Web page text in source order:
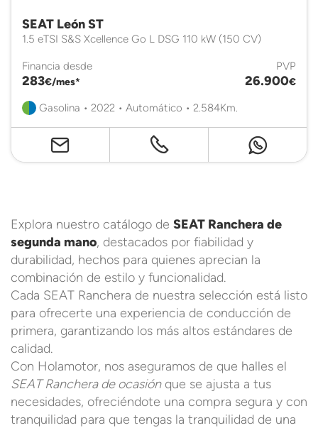
SEAT León ST
1.5 eTSI S&S Xcellence Go L DSG 110 kW (150 CV)
Financia desde
283€/mes*
PVP
26.900€
Gasolina • 2022 • Automático • 2.584Km.
Explora nuestro catálogo de SEAT Ranchera de
segunda mano, destacados por fiabilidad y
durabilidad, hechos para quienes aprecian la
combinación de estilo y funcionalidad.
Cada SEAT Ranchera de nuestra selección está listo
para ofrecerte una experiencia de conducción de
primera, garantizando los más altos estándares de
calidad.
Con Holamotor, nos aseguramos de que halles el
SEAT Ranchera de ocasiónque se ajusta a tus
necesidades, ofreciéndote una compra segura y con
tranquilidad para que tengas la tranquilidad de una